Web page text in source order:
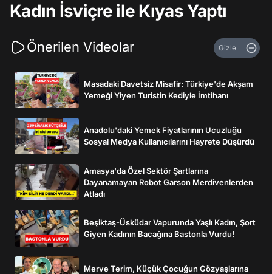
Kadın İsviçre ile Kıyas Yaptı
Önerilen Videolar Gizle
Masadaki Davetsiz Misafir: Türkiye'de Akşam
Yemeği Yiyen Turistin Kediyle İmtihanı
Anadolu'daki Yemek Fiyatlarının Ucuzluğu
Sosyal Medya Kullanıcılarını Hayrete Düşürdü
Amasya'da Özel Sektör Şartlarına
Dayanamayan Robot Garson Merdivenlerden
Atladı
Beşiktaş-Üsküdar Vapurunda Yaşlı Kadın, Şort
Giyen Kadının Bacağına Bastonla Vurdu!
Merve Terim, Küçük Çocuğun Gözyaşlarına